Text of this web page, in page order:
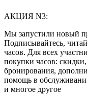
АКЦИЯ N3:
Мы запустили новый
Подписывайтесь,
часов. Для всех
покупки часов:
бронирования,
помощь в
и многое другое